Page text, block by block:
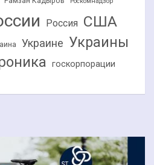
Россия США
Украине Украины
госкорпорации